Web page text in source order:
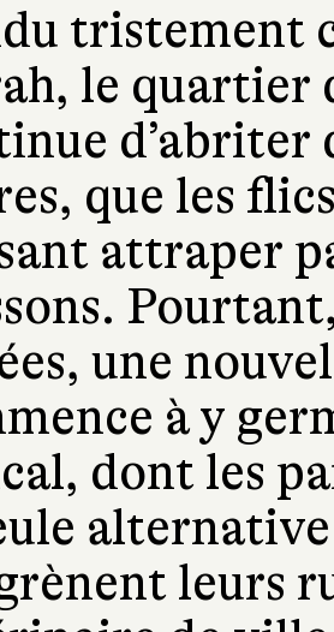
tristement
le quartier
d’abriter
que les
attraper
une
à y
dont les
leurs